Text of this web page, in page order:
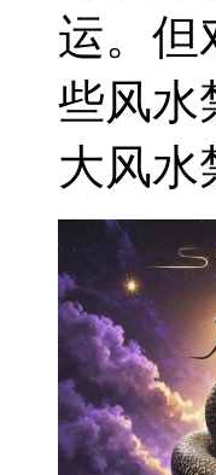
运。但
些风水
大风水